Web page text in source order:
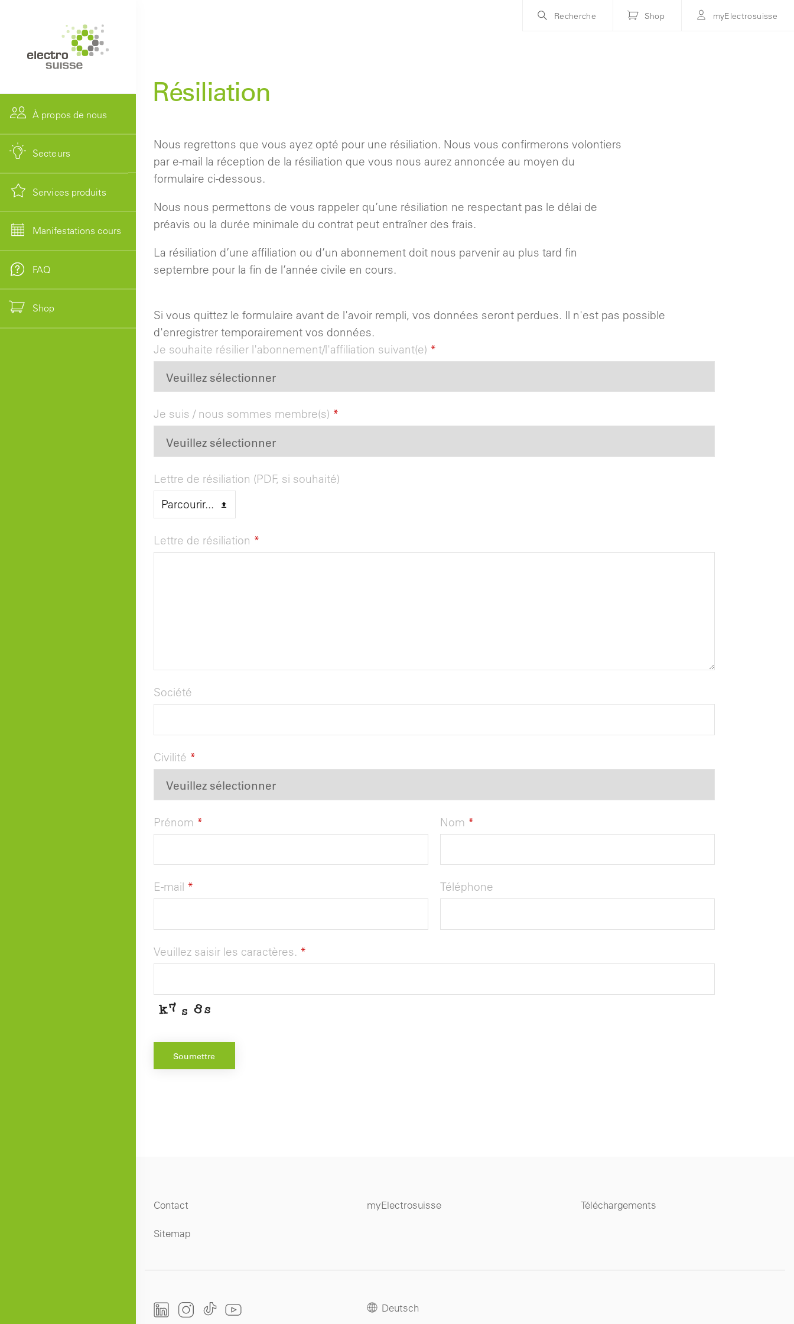
À propos de nous
Secteurs
Services produits
Manifestations cours
FAQ
Shop
Recherche Shop myElectrosuisse
Résiliation
Nous regrettons que vous ayez opté pour une résiliation. Nous vous confirmerons volontiers
par e-mail la réception de la résiliation que vous nous aurez annoncée au moyen du
formulaire ci-dessous.
Nous nous permettons de vous rappeler qu’une résiliation ne respectant pas le délai de
préavis ou la durée minimale du contrat peut entraîner des frais.
La résiliation d’une affiliation ou d’un abonnement doit nous parvenir au plus tard fin
septembre pour la fin de l’année civile en cours.
Si vous quittez le formulaire avant de l'avoir rempli, vos données seront perdues. Il n'est pas possible
d'enregistrer temporairement vos données.
Je souhaite résilier l'abonnement/l'affiliation suivant(e) *
Je suis / nous sommes membre(s) *
Lettre de résiliation (PDF, si souhaité)
Parcourir...
Lettre de résiliation *
Société
Civilité *
Prénom * Nom *
E-mail * Téléphone
Veuillez saisir les caractères. *
Soumettre
Your
Website *
Contact myElectrosuisse Téléchargements
Sitemap
Deutsch